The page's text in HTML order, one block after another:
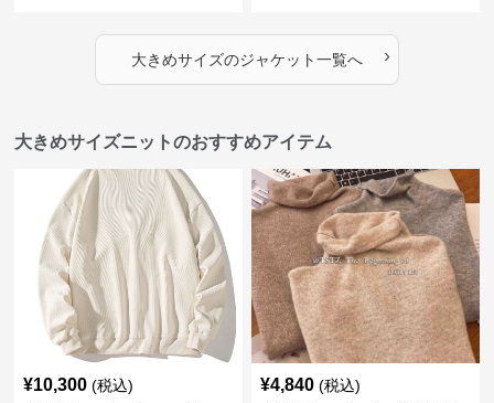
大きめサイズのジャケット一覧へ ›
大きめサイズニットのおすすめアイテム
¥10,300 (税込) ¥4,840 (税込)